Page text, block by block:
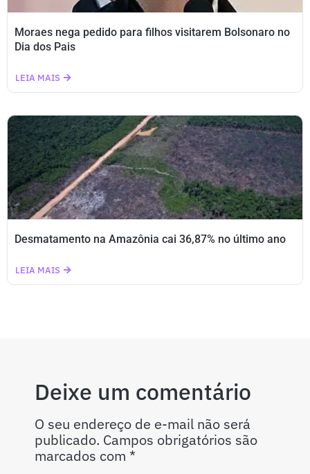
Moraes nega pedido para filhos visitarem Bolsonaro no
Dia dos Pais
LEIA MAIS
Desmatamento na Amazônia cai 36,87% no último ano
LEIA MAIS
Deixe um comentário
O seu endereço de e-mail não será
publicado. Campos obrigatórios são
marcados com *